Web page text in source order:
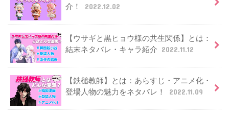
介！
2022.12.02
【ウサギと黒ヒョウ様の共生関係】とは：
結末ネタバレ・キャラ紹介 2022.11.12
【鉄槌教師】とは：あらすじ・アニメ化・
登場人物の魅力をネタバレ！
2022.11.09